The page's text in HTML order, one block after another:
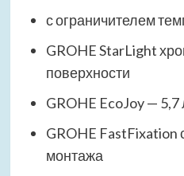
с ограничителем
GROHE StarLight
поверхности
GROHE EcoJoy —
GROHE FastFixation
монтажа